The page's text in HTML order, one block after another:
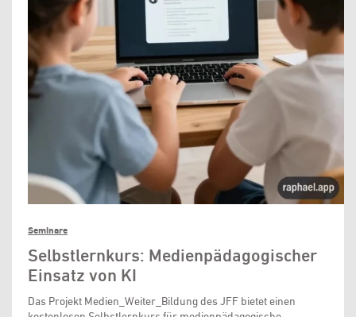
Seminare
Selbstlernkurs: Medienpädagogischer
Einsatz von KI
Das Projekt Medien_Weiter_Bildung des JFF bietet einen